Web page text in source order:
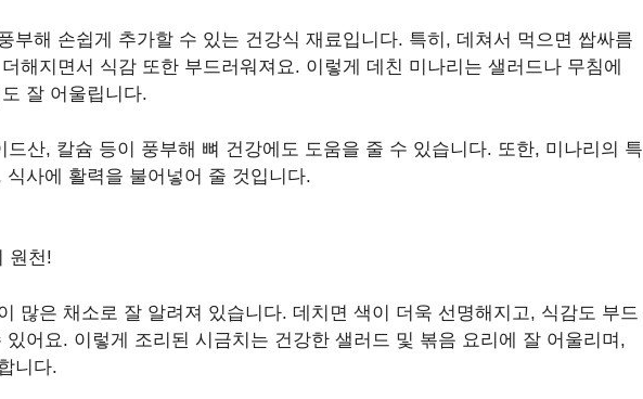
부해 손쉽게 추가할 수 있는 건강식 재료입니다. 특히, 데쳐서 먹으면 쌉싸름
해지면서 식감 또한 부드러워져요. 이렇게 데친 미나리는 샐러드나 무침에
잘 어울립니다.
드산, 칼슘 등이 풍부해 뼈 건강에도 도움을 줄 수 있습니다. 또한, 미나리의 특
사에 활력을 불어넣어 줄 것입니다.
원천!
많은 채소로 잘 알려져 있습니다. 데치면 색이 더욱 선명해지고, 식감도 부드
어요. 이렇게 조리된 시금치는 건강한 샐러드 및 볶음 요리에 잘 어울리며,
니다.